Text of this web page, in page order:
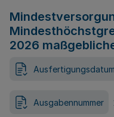
2026
Ausfertigungsdatum
Ausgabennummer